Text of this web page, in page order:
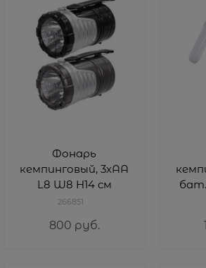
Фонарь
кемпинговый, 3хАА
L8 W8 H14 cм
266851
800 руб.
USB